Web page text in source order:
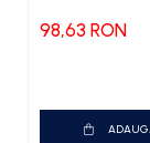
98,63 RON